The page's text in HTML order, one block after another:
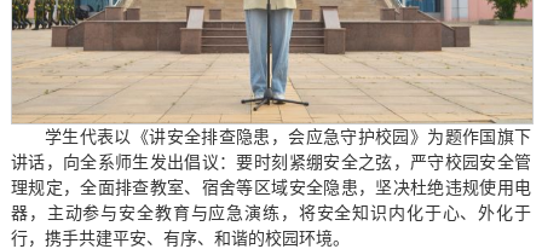
学生代表以《讲安全排查隐患，会应急守护校园》为题作国旗下
讲话，向全系师生发出倡议：要时刻紧绷安全之弦，严守校园安全管
理规定，全面排查教室、宿舍等区域安全隐患，坚决杜绝违规使用电
器，主动参与安全教育与应急演练，将安全知识内化于心、外化于
行，携手共建平安、有序、和谐的校园环境。